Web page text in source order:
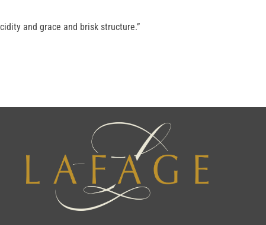
and grace and brisk structure.”